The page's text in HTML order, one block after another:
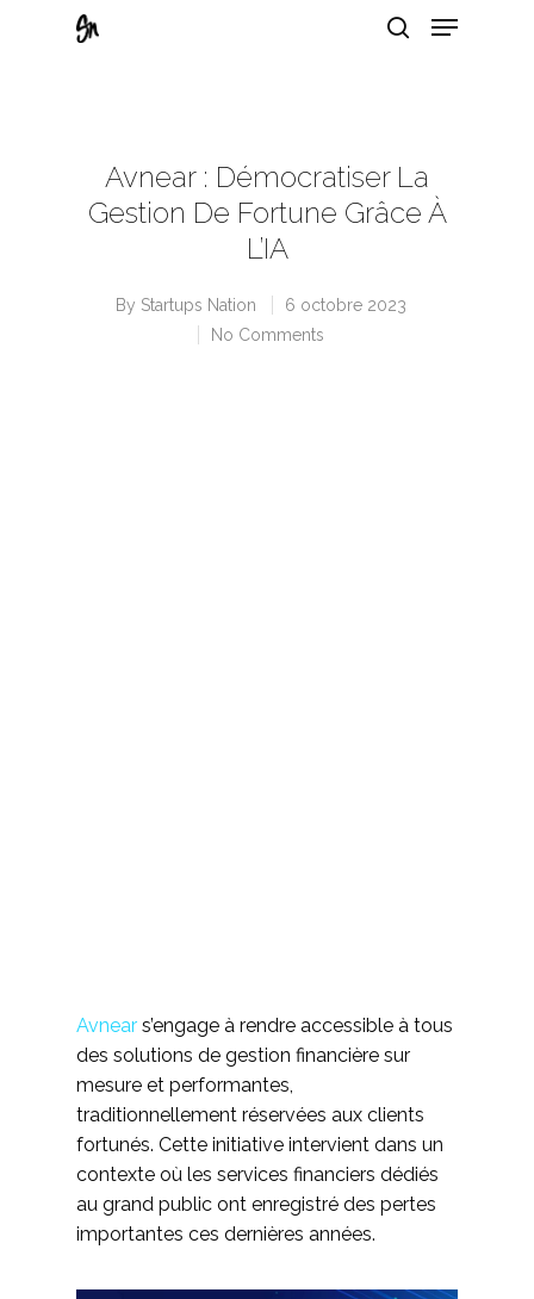
Avnear : Démocratiser La
Gestion De Fortune Grâce À
L’IA
By Startups Nation
6 octobre 2023
No Comments
Avnear s’engage à rendre accessible à tous
des solutions de gestion financière sur
mesure et performantes,
traditionnellement réservées aux clients
fortunés. Cette initiative intervient dans un
contexte où les services financiers dédiés
au grand public ont enregistré des pertes
importantes ces dernières années.